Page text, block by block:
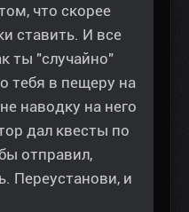
что скорее
ставить. И все
ты "случайно"
тебя в пещеру на
наводку на него
дал квесты по
отправил,
Переустанови, и